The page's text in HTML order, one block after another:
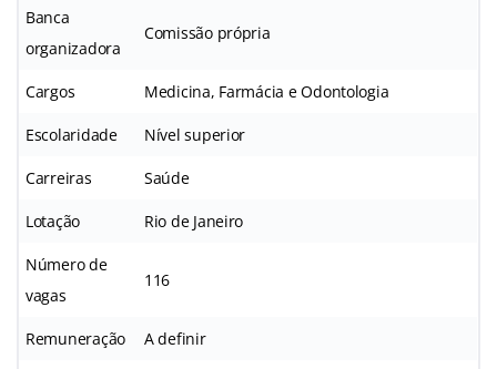
Banca
organizadora
Comissão própria
Cargos Medicina, Farmácia e Odontologia
Escolaridade Nível superior
Carreiras Saúde
Lotação Rio de Janeiro
Número de
vagas
116
Remuneração A definir